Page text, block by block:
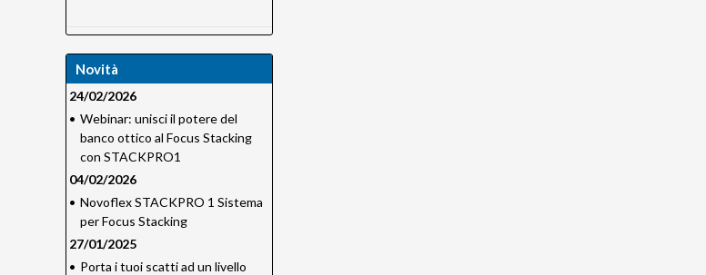
Novità
24/02/2026
• Webinar: unisci il potere del
banco ottico al Focus Stacking
con STACKPRO1
04/02/2026
• Novoflex STACKPRO 1 Sistema
per Focus Stacking
27/01/2025
• Porta i tuoi scatti ad un livello